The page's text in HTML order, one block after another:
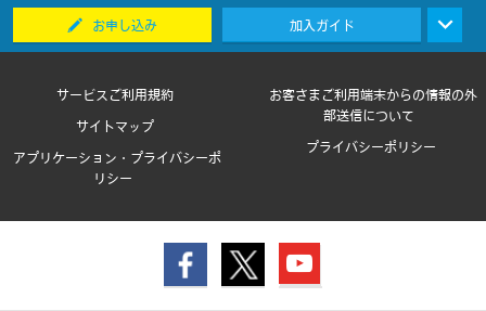
お申し込み 加入ガイド
サービスご利用規約
お客さまご利用端末からの情報の外
部送信について
サイトマップ
プライバシーポリシー
アプリケーション・プライバシーポ
リシー